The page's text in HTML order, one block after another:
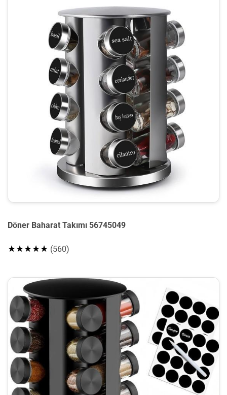
Döner Baharat Takımı 56745049
★★★★★ (560)